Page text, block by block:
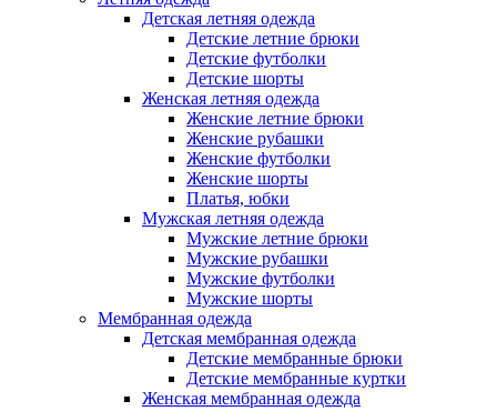
Детская летняя одежда
Детские летние брюки
Детские футболки
Детские шорты
Женская летняя одежда
Женские летние брюки
Женские рубашки
Женские футболки
Женские шорты
Платья, юбки
Мужская летняя одежда
Мужские летние брюки
Мужские рубашки
Мужские футболки
Мужские шорты
Мембранная одежда
Детская мембранная одежда
Детские мембранные брюки
Детские мембранные куртки
Женская мембранная одежда